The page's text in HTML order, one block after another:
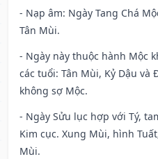
- Nạp âm: Ngày Tang Chá
Tân Mùi.
- Ngày này thuộc hành Mộc
các tuổi: Tân Mùi, Kỷ Dậu và
không sợ Mộc.
- Ngày Sửu lục hợp với Tý,
Kim cục. Xung Mùi, hình
Mùi.